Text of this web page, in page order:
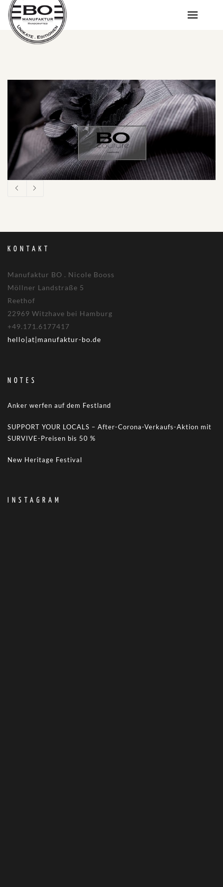
KONTAKT
Manufaktur BO . Nicole Booss
Möllner Landstraße 5
Reethof
22969 Witzhave bei Hamburg
+49.171.6177417
hello|at|manufaktur-bo.de
NOTES
Anker werfen auf dem Festland
SUPPORT YOUR LOCALS – After-Corona-Verkaufs-Aktion mit
SURVIVE-Preisen bis 50 %
New Heritage Festival
INSTAGRAM